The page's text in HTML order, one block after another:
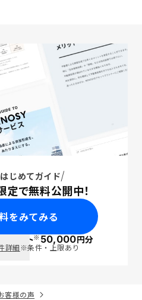
じめてガイド
で無料公開中！
をみてみる
ポイント※50,000円分
詳細※条件・上限あり
客様の声